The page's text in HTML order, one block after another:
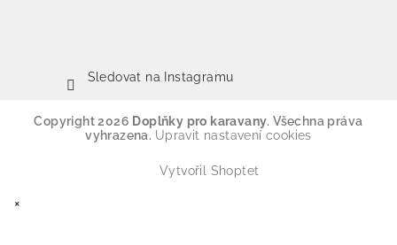
Sledovat na Instagramu
Copyright 2026 Doplňky pro karavany. Všechna práva
vyhrazena. Upravit nastavení cookies
Vytvořil Shoptet
×